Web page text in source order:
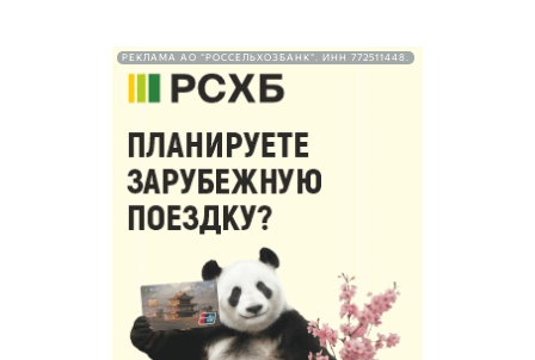
РЕКЛАМА АО "РОССЕЛЬХОЗБАНК". ИНН 772511448.